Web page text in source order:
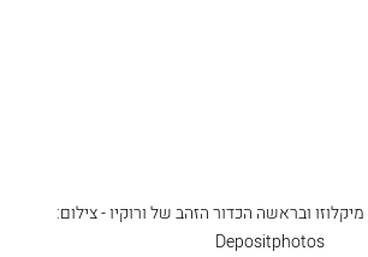
ובראשה הכדור הזהב של ורוקיו - צילום:
Depositphotos